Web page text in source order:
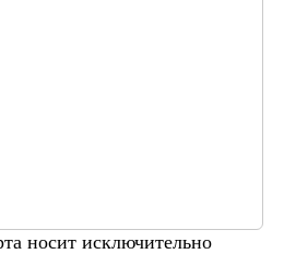
носит исключительно